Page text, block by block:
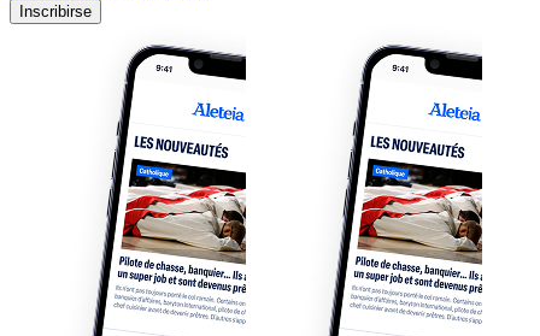
Inscribirse